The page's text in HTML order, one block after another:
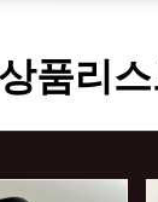
품리